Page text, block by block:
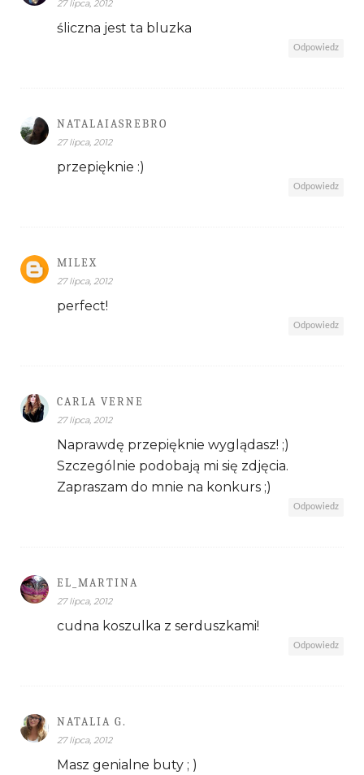
27 lipca, 2012
śliczna jest ta bluzka
Odpowiedz
NATALAIASREBRO
27 lipca, 2012
przepięknie :)
Odpowiedz
MILEX
27 lipca, 2012
perfect!
Odpowiedz
CARLA VERNE
27 lipca, 2012
Naprawdę przepięknie wyglądasz! ;)
Szczególnie podobają mi się zdjęcia.
Zapraszam do mnie na konkurs ;)
Odpowiedz
EL_MARTINA
27 lipca, 2012
cudna koszulka z serduszkami!
Odpowiedz
NATALIA G.
27 lipca, 2012
Masz genialne buty ; )